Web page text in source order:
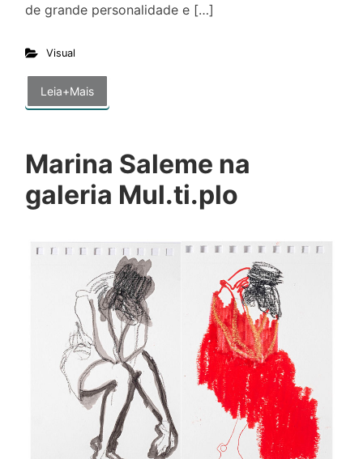
de grande personalidade e […]
Visual
Leia+Mais
Marina Saleme na
galeria Mul.ti.plo